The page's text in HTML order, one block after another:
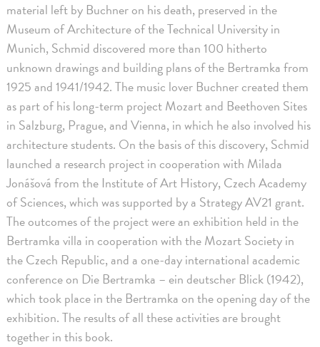
material left by Buchner on his death, preserved in the
Museum of Architecture of the Technical University in
Munich, Schmid discovered more than 100 hitherto
unknown drawings and building plans of the Bertramka from
1925 and 1941/1942. The music lover Buchner created them
as part of his long-term project Mozart and Beethoven Sites
in Salzburg, Prague, and Vienna, in which he also involved his
architecture students. On the basis of this discovery, Schmid
launched a research project in cooperation with Milada
Jonášová from the Institute of Art History, Czech Academy
of Sciences, which was supported by a Strategy AV21 grant.
The outcomes of the project were an exhibition held in the
Bertramka villa in cooperation with the Mozart Society in
the Czech Republic, and a one-day international academic
conference on Die Bertramka – ein deutscher Blick (1942),
which took place in the Bertramka on the opening day of the
exhibition. The results of all these activities are brought
together in this book.